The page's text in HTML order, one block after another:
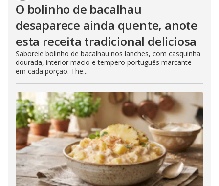
O bolinho de bacalhau
desaparece ainda quente, anote
esta receita tradicional deliciosa
Saboreie bolinho de bacalhau nos lanches, com casquinha
dourada, interior macio e tempero português marcante
em cada porção. The...